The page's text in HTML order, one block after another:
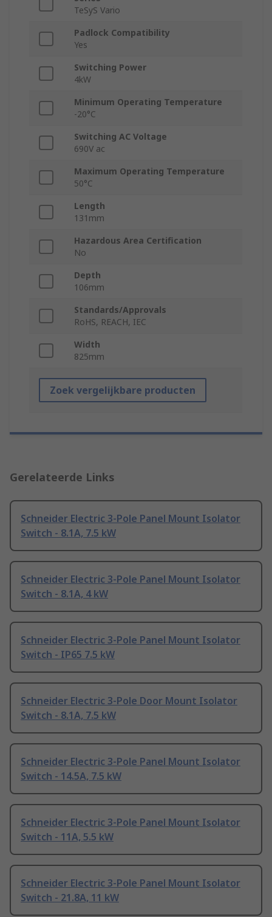
TeSyS Vario
Padlock Compatibility
Yes
Switching Power
4kW
Minimum Operating Temperature
-20°C
Switching AC Voltage
690V ac
Maximum Operating Temperature
50°C
Length
131mm
Hazardous Area Certification
No
Depth
106mm
Standards/Approvals
RoHS, REACH, IEC
Width
825mm
Zoek vergelijkbare producten
Gerelateerde Links
Schneider Electric 3-Pole Panel Mount Isolator
Switch - 8.1A, 7.5 kW
Schneider Electric 3-Pole Panel Mount Isolator
Switch - 8.1A, 4 kW
Schneider Electric 3-Pole Panel Mount Isolator
Switch - IP65 7.5 kW
Schneider Electric 3-Pole Door Mount Isolator
Switch - 8.1A, 7.5 kW
Schneider Electric 3-Pole Panel Mount Isolator
Switch - 14.5A, 7.5 kW
Schneider Electric 3-Pole Panel Mount Isolator
Switch - 11A, 5.5 kW
Schneider Electric 3-Pole Panel Mount Isolator
Switch - 21.8A, 11 kW